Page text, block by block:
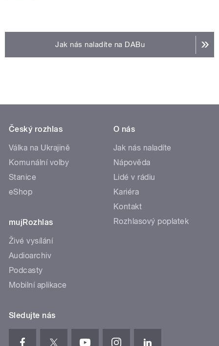
Jak nás naladíte na DABu
Český rozhlas
Válka na Ukrajině
Komunální volby
Stanice
eShop
mujRozhlas
Živé vysílání
Audioarchiv
Podcasty
Mobilní aplikace
O nás
Jak nás naladíte
Nápověda
Lidé v rádiu
Kariéra
Kontakt
Rozhlasový poplatek
Sledujte nás